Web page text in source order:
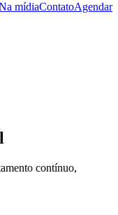
mídiaContatoAgendar
contínuo,